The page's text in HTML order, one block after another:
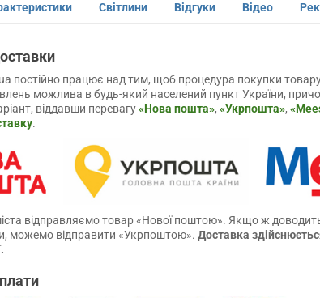
Світлини Відгуки Відео
постійно працює над тим, щоб процедура покупки
можлива в будь-який населений пункт України,
віддавши перевагу«Нова пошта», «Укрпошта»,
.
відправляємо товар «Нової поштою». Якщо ж
можемо відправити «Укрпоштою». Доставка